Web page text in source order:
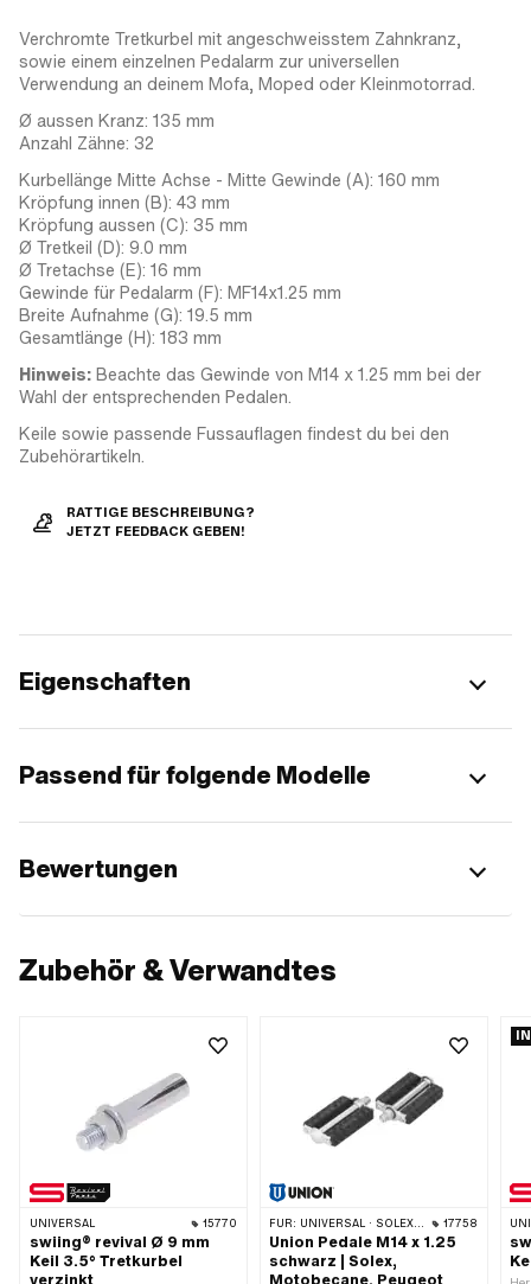
Verchromte Tretkurbel mit angeschweisstem Zahnkranz,
sowie einem einzelnen Pedalarm zur universellen
Verwendung an deinem Mofa, Moped oder Kleinmotorrad.
Ø aussen Kranz: 135 mm
Anzahl Zähne: 32
Kurbellänge Mitte Achse - Mitte Gewinde (A): 160 mm
Kröpfung innen (B): 43 mm
Kröpfung aussen (C): 35 mm
Ø Tretkeil (D): 9.0 mm
Ø Tretachse (E): 16 mm
Gewinde für Pedalarm (F): MF14x1.25 mm
Breite Aufnahme (G): 19.5 mm
Gesamtlänge (H): 183 mm
Hinweis: Beachte das Gewinde von M14 x 1.25 mm bei der
Wahl der entsprechenden Pedalen.
Keile sowie passende Fussauflagen findest du bei den
Zubehörartikeln.
RATTIGE BESCHREIBUNG?
JETZT FEEDBACK GEBEN!
Eigenschaften
Passend für folgende Modelle
Bewertungen
Zubehör & Verwandtes
UNIVERSAL 15770
swiing® revival Ø 9 mm
Keil 3.5° Tretkurbel
verzinkt
FÜR: UNIVERSAL · SOLEX · MBK / MOTOBÉCANE · PEUGEOT 17758
Union Pedale M14 x 1.25
schwarz | Solex,
Motobecane, Peugeot